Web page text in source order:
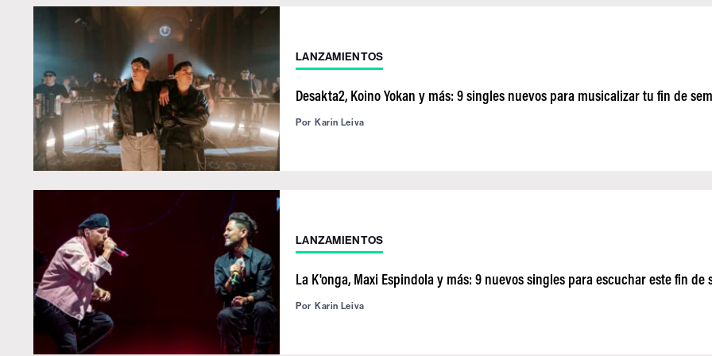
LANZAMIENTOS
Desakta2, Koino Yokan y más: 9 singles nuevos para musicalizar tu fin de
Por Karin Leiva
LANZAMIENTOS
La K'onga, Maxi Espindola y más: 9 nuevos singles para escuchar este fin de
Por Karin Leiva